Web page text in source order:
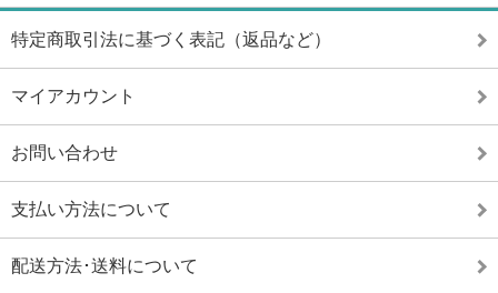
特定商取引法に基づく表記（返品など）
マイアカウント
お問い合わせ
支払い方法について
配送方法･送料について